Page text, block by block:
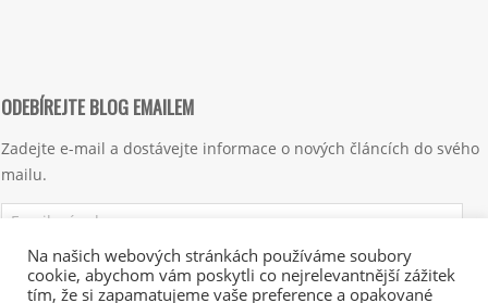
ODEBÍREJTE BLOG EMAILEM
Zadejte e-mail a dostávejte informace o nových článcích do svého
mailu.
Emailová
Přihlásit se k odběru
Na našich webových stránkách používáme soubory
cookie, abychom vám poskytli co nejrelevantnější zážitek
tím, že si zapamatujeme vaše preference a opakované